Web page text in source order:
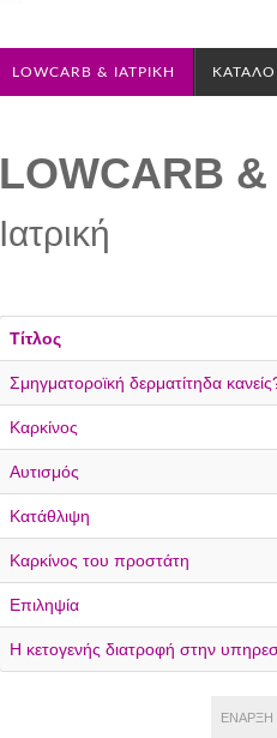
LOWCARB & ΙΑΤΡΙΚΗ
LOWCARB &
Ιατρική
Τίτλος
Σμηγματοροϊκή δερματίτηδα
Καρκίνος
Αυτισμός
Κατάθλιψη
Καρκίνος του προστάτη
Επιληψία
Η κετογενής διατροφή στην
ΈΝΑΡΞΗ